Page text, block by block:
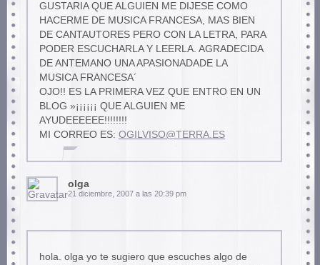
GUSTARIA QUE ALGUIEN ME DIJESE COMO
HACERME DE MUSICA FRANCESA, MAS BIEN
DE CANTAUTORES PERO CON LA LETRA, PARA
PODER ESCUCHARLA Y LEERLA. AGRADECIDA
DE ANTEMANO UNA APASIONADADE LA
MUSICA FRANCESA´
OJO!! ES LA PRIMERA VEZ QUE ENTRO EN UN
BLOG »¡¡¡¡¡¡ QUE ALGUIEN ME
AYUDEEEEEE!!!!!!!!
MI CORREO ES: OGILVISO@TERRA.ES
olga
21 diciembre, 2007 a las 20:39 pm
hola. olga yo te sugiero que escuches algo de